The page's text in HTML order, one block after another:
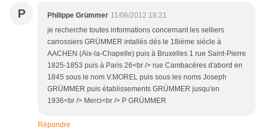
P Philippe Grümmer 11/06/2012 18:21
je recherche toutes informations concernant les selliers
carrossiers GRÜMMER intallés dés le 18ième siécle à
AACHEN (Aix-la-Chapelle) puis à Bruxelles 1 rue Saint-Pierre
1825-1853 puis à Paris 26<br /> rue Cambacéres d'abord en
1845 sous le nom V.MOREL puis sous les noms Joseph
GRÜMMER puis établissements GRÜMMER jusqu'en
1936<br /> Merci<br /> P GRÜMMER
Répondre